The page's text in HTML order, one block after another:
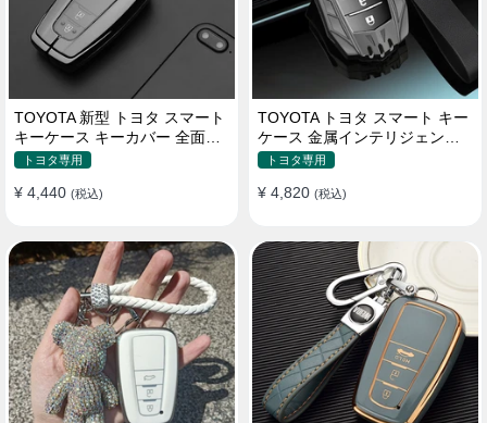
TOYOTA 新型 トヨタ スマート
キーケース キーカバー 全面保
護 汚れ防止 滑り止め 傷防止
トヨタ専用
¥ 4,440 (税込)
TOYOTA トヨタ スマート キー
ケース 金属インテリジェント
キーケース 高質な亜鉛合金材
トヨタ専用
¥ 4,820 (税込)